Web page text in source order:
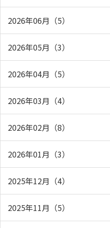
2026年06月（5）
2026年05月（3）
2026年04月（5）
2026年03月（4）
2026年02月（8）
2026年01月（3）
2025年12月（4）
2025年11月（5）